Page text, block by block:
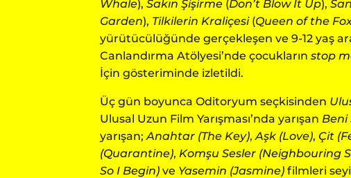
Whale), Sakın Şişirme (Don’t Blow It Up),
Garden), Tilkilerin Kraliçesi(Queen of the
yürütücülüğünde gerçekleşen ve 9-12 yaş
Canlandırma Atölyesi’nde çocukların stop
İçin gösteriminde izletildi.
Üç gün boyunca Oditoryum seçkisinden
Ulusal Uzun Film Yarışması’nda yarışan Beni
yarışan;Anahtar (The Key),Aşk (Love), Çit
(Quarantine), Komşu Sesler (Neighbouring
So I Begin) ve Yasemin (Jasmine) filmleri